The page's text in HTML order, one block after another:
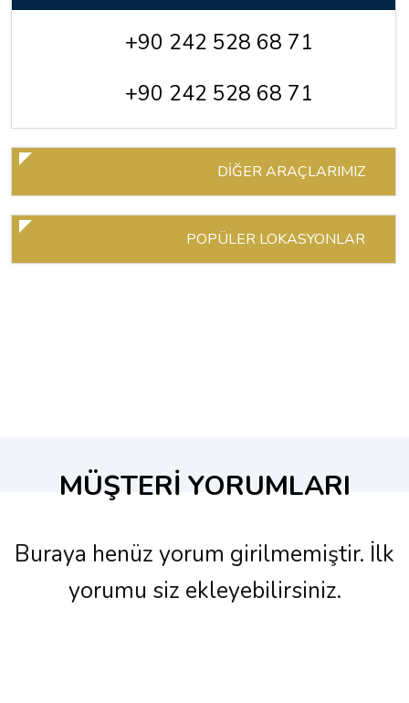
+90 242 528 68 71
+90 242 528 68 71
DİĞER ARAÇLARIMIZ
POPÜLER LOKASYONLAR
MÜŞTERİ YORUMLARI
Buraya henüz yorum girilmemiştir. İlk
yorumu siz ekleyebilirsiniz.